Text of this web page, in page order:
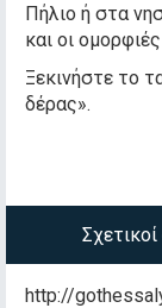
Πήλιο ή στα
και οι
Ξεκινήστε το
δέρας».
http://